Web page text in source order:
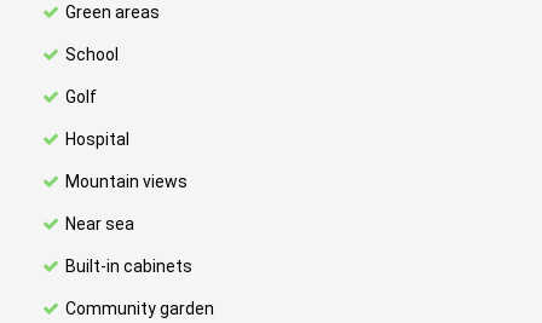
Green areas
School
Golf
Hospital
Mountain views
Near sea
Built-in cabinets
Community garden